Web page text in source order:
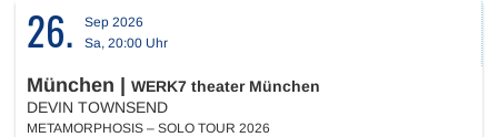
26.
Sep 2026
Sa, 20:00 Uhr
München
WERK7 theater München
DEVIN TOWNSEND
METAMORPHOSIS – SOLO TOUR 2026